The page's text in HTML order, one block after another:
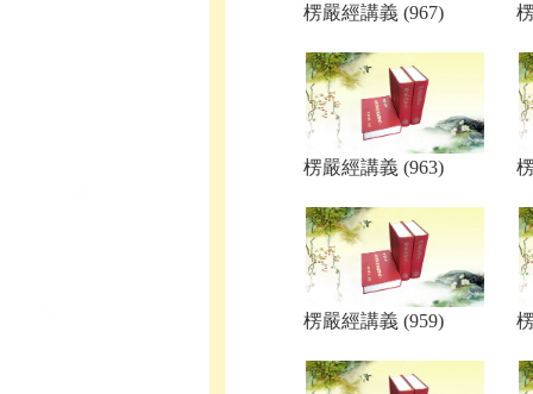
楞嚴經講義 (967)
楞嚴經講義 (963)
楞嚴經講義 (959)